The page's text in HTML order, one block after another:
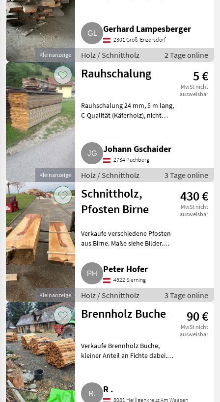
Kleinanzeige
bei Wien. Es kann direkt von der
Werkstatt inGerhard Lampesberger
2301 Groß-Enzersdorf
Holz / Schnittholz 2 Tage online
Kleinanzeige
Rauhschalung 5 €
MwSt nicht
ausweisbar
Rauhschalung 24 mm, 5 m lang,
C-Qualität (Käferholz), nicht
Johann Gschaider
2734 Puchberg
Holz / Schnittholz 3 Tage online
Kleinanzeige
Schnittholz,
Pfosten Birne
430 €
MwSt nicht
ausweisbar
Verkaufe verschiedene Pfosten
aus Birne. Maße siehe Bilder.
Peter Hofer
4522 Sierning
Holz / Schnittholz 3 Tage online
Brennholz Buche 90 €
MwSt nicht
ausweisbar
Verkaufe Brennholz Buche,
kleiner Anteil an Fichte dabei.
Anfrage. Ca. 5 m Brennholz,
R .
8081 Heiligenkreuz Am Waasen